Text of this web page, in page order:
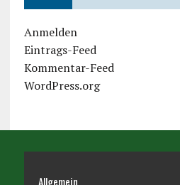
Anmelden
Eintrags-Feed
Kommentar-Feed
WordPress.org
Allgemein